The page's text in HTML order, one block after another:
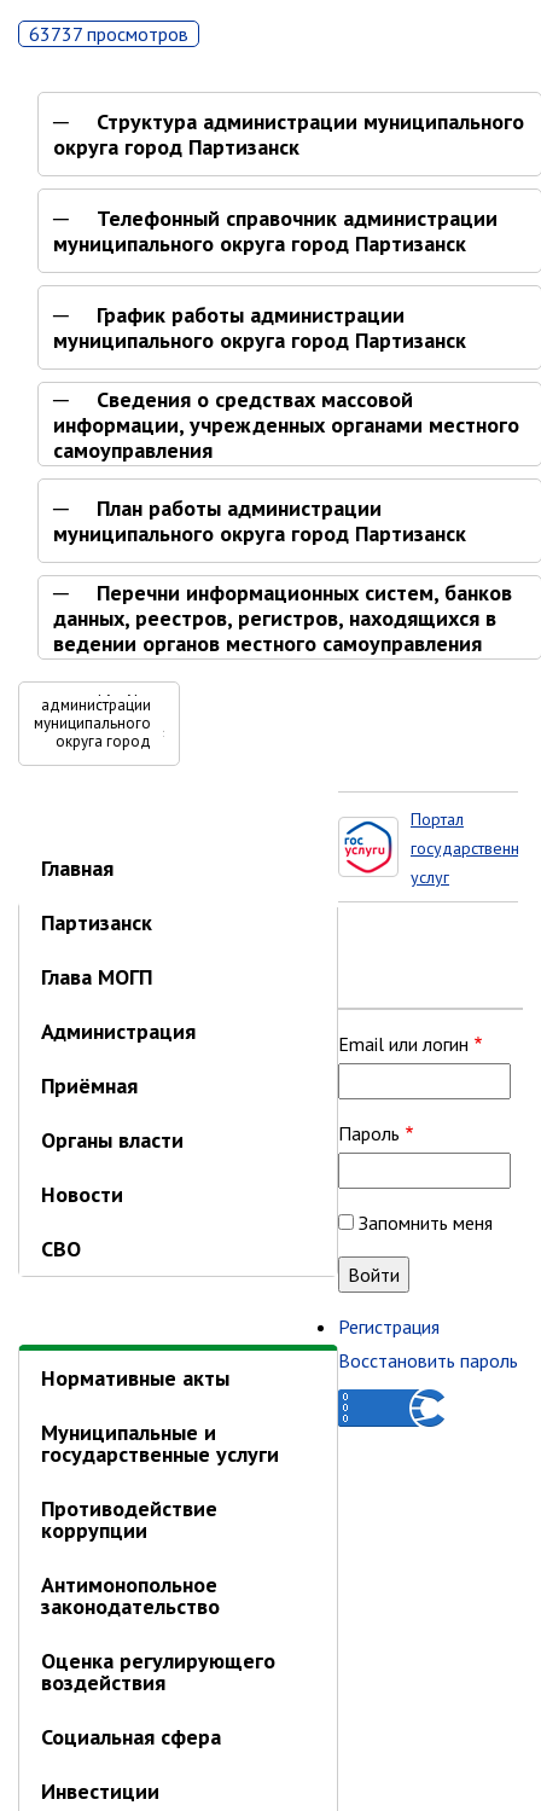
Сучанские каменноугольные копи
лицах и судьбах.»
Книга «О геологах – с пристрастием»
Книга "Партизанск. Энергия времени."
Глава МОГП
Отчёты главы
Первый заместитель
Заместители главы администрации
График приёма граждан
август 2026 г.
июль 2026 г.
июнь 2026 г.
май 2026 г.
апрель 2026 г.
март 2026 г.
февраль 2026 г.
январь 2026 г.
декабрь 2025 г.
ноябрь 2025 г.
октябрь 2025 г.
апрель 2025 г.
февраль 2025 г.
январь 2025 г.
Администрация
СТРУКТУРА
Первый заместитель главы
Управления
Управление бухгалтерского учёта
Финансовое управление
О финансовом управлении
Управление по организационно-
собственности
Отдел экономики
63737 просмотров
Структура администрации муниципального
округа город Партизанск
Телефонный справочник администрации
муниципального округа город Партизанск
График работы администрации
муниципального округа город Партизанск
Сведения о средствах массовой
информации, учрежденных органами местного
самоуправления
План работы администрации
муниципального округа город Партизанск
Перечни информационных систем, банков
данных, реестров, регистров, находящихся в
ведении органов местного самоуправления
Перекрёстные
ссылки
Администрация
Структура
администрации
муниципального
округа город
›
Главная
Партизанск
Глава МОГП
Администрация
Приёмная
Органы власти
Новости
СВО
Портал
государственных
услуг
Нормативные акты
Муниципальные и
государственные услуги
Противодействие
коррупции
Антимонопольное
законодательство
Оценка регулирующего
воздействия
Социальная сфера
Инвестиции
Email или логин
Пароль
Запомнить меня
Регистрация
Восстановить пароль